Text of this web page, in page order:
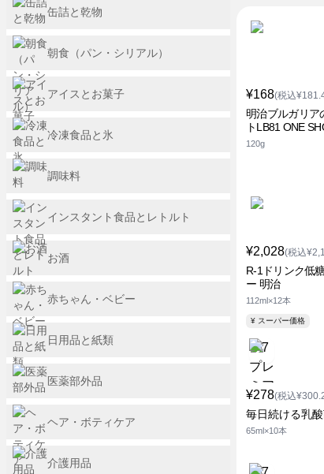
¥168(税込
明治ブルガリア
トLB81 ONE
120g
¥2,028(税込
R-1ドリンク低
ー 明治
112ml×12本
¥ スーパー価格
¥278(税込
毎日続ける乳
65ml×10本
缶詰と乾物
朝食（パン・シリアル）
アイスとお菓子
冷凍食品と氷
調味料
インスタント食品とレトルト
お酒
赤ちゃん・ベビー
日用品と紙類
医薬部外品
ヘア・ボティケア
介護用品